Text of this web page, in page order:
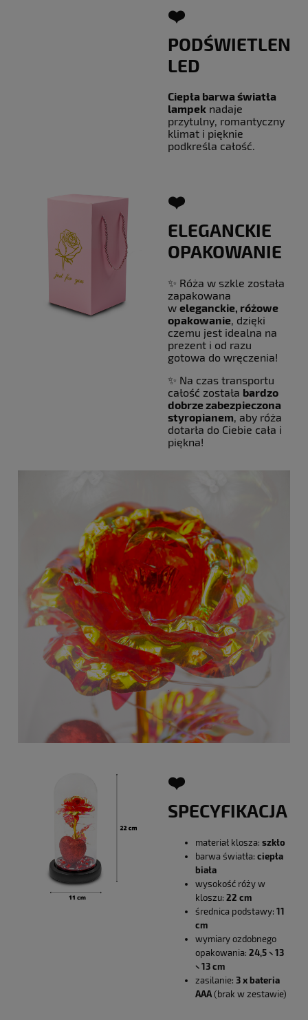
❤️
PODŚWIETLENIE
LED
Ciepła barwa światła
lampek nadaje
przytulny, romantyczny
klimat i pięknie
podkreśla całość.
❤️
ELEGANCKIE
OPAKOWANIE
✨ Róża w szkle została
zapakowana
w eleganckie, różowe
opakowanie, dzięki
czemu jest idealna na
prezent i od razu
gotowa do wręczenia!
✨ Na czas transportu
całość została bardzo
dobrze zabezpieczona
styropianem, aby róża
dotarła do Ciebie cała i
piękna!
❤️
SPECYFIKACJA
materiał klosza: szkło
barwa światła: ciepła
biała
wysokość róży w
kloszu: 22 cm
średnica podstawy: 11
cm
wymiary ozdobnego
opakowania: 24,5 × 13
× 13 cm
zasilanie: 3 x bateria
AAA(brak w zestawie)